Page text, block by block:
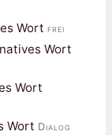
Wort frei
Wort
Wort
Wort Dialog